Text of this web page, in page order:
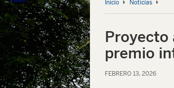
Inicio Noticias
Proyecto
premio
FEBRERO 13, 2026